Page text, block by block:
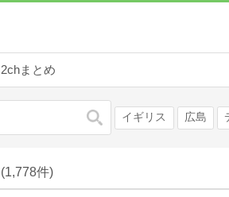
2chまとめ
検索 イギリス 広島
(1,778件)